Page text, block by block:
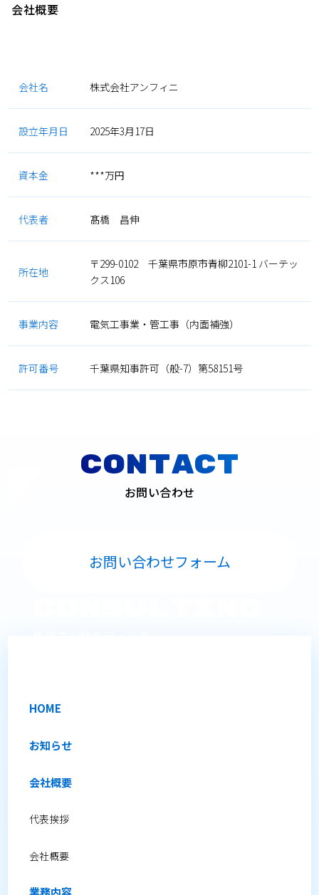
会社概要
会社名 株式会社アンフィニ
設立年月日 2025年3月17日
資本金 ***万円
代表者 髙橋 昌伸
所在地
〒299-0102 千葉県市原市青柳2101-1 バーテッ
クス106
事業内容 電気工事業・管工事（内面補強）
許可番号 千葉県知事許可（般-7）第58151号
CONTACT
お問い合わせ
お問い合わせフォーム
HOME
お知らせ
会社概要
代表挨拶
会社概要
業務内容